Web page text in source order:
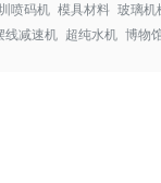
喷码机 模具材料 玻璃机
线减速机 超纯水机 博物